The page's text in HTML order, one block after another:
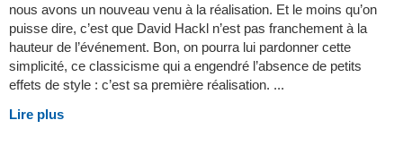
nous avons un nouveau venu à la réalisation. Et le moins qu’on
puisse dire, c’est que David Hackl n’est pas franchement à la
hauteur de l’événement. Bon, on pourra lui pardonner cette
simplicité, ce classicisme qui a engendré l’absence de petits
effets de style : c’est sa première réalisation. ...
Lire plus